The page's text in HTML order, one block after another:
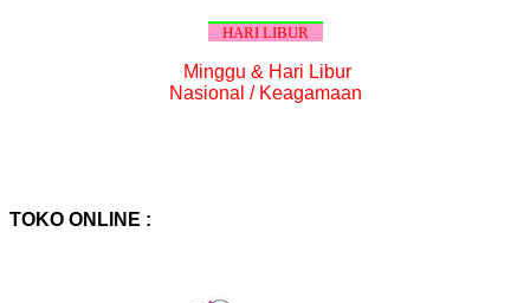
HARI LIBUR
Minggu & Hari Libur
Nasional / Keagamaan
TOKO ONLINE :